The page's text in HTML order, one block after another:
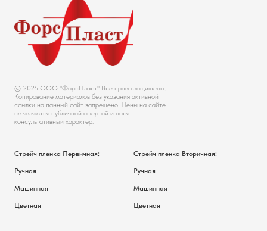
© 2026 ООО "ФорсПласт" Все права защищены.
Копирование материалов без указания активной
ссылки на данный сайт запрещено. Цены на сайте
не являются публичной офертой и носят
консультативный характер.
Стрейч пленка Первичная:
Ручная
Машинная
Цветная
Стрейч пленка Вторичная:
Ручная
Машинная
Цветная